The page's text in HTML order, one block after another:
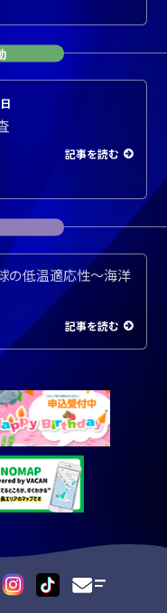
記事を読む
の低温適応性～海洋
記事を読む